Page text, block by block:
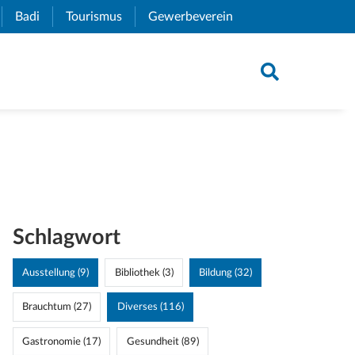
Link)
Badi (External Link)
Tourismus (External Link)
Gewerbeverein
Schlagwort
Ausstellung (9) Bibliothek (3) Bildung (32)
Brauchtum (27) Diverses (116)
Gastronomie (17) Gesundheit (89)